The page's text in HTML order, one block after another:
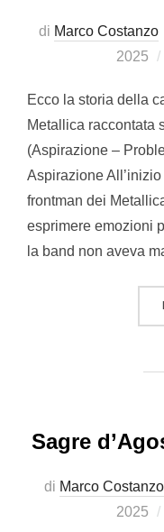
di Marco Costanzo
2025
Ecco la storia della
Metallica raccontata
(Aspirazione –
Aspirazione
frontman dei
esprimere emozioni
la band non aveva
Sagre
di Marco Costanzo
2025